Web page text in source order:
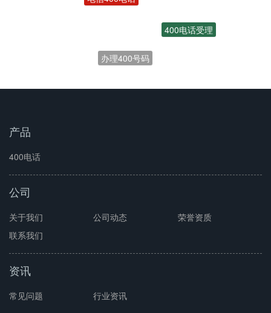
400电话受理
产品
400电话
公司
关于我们 公司动态
荣誉资质
联系我们
资讯
常见问题 行业资讯